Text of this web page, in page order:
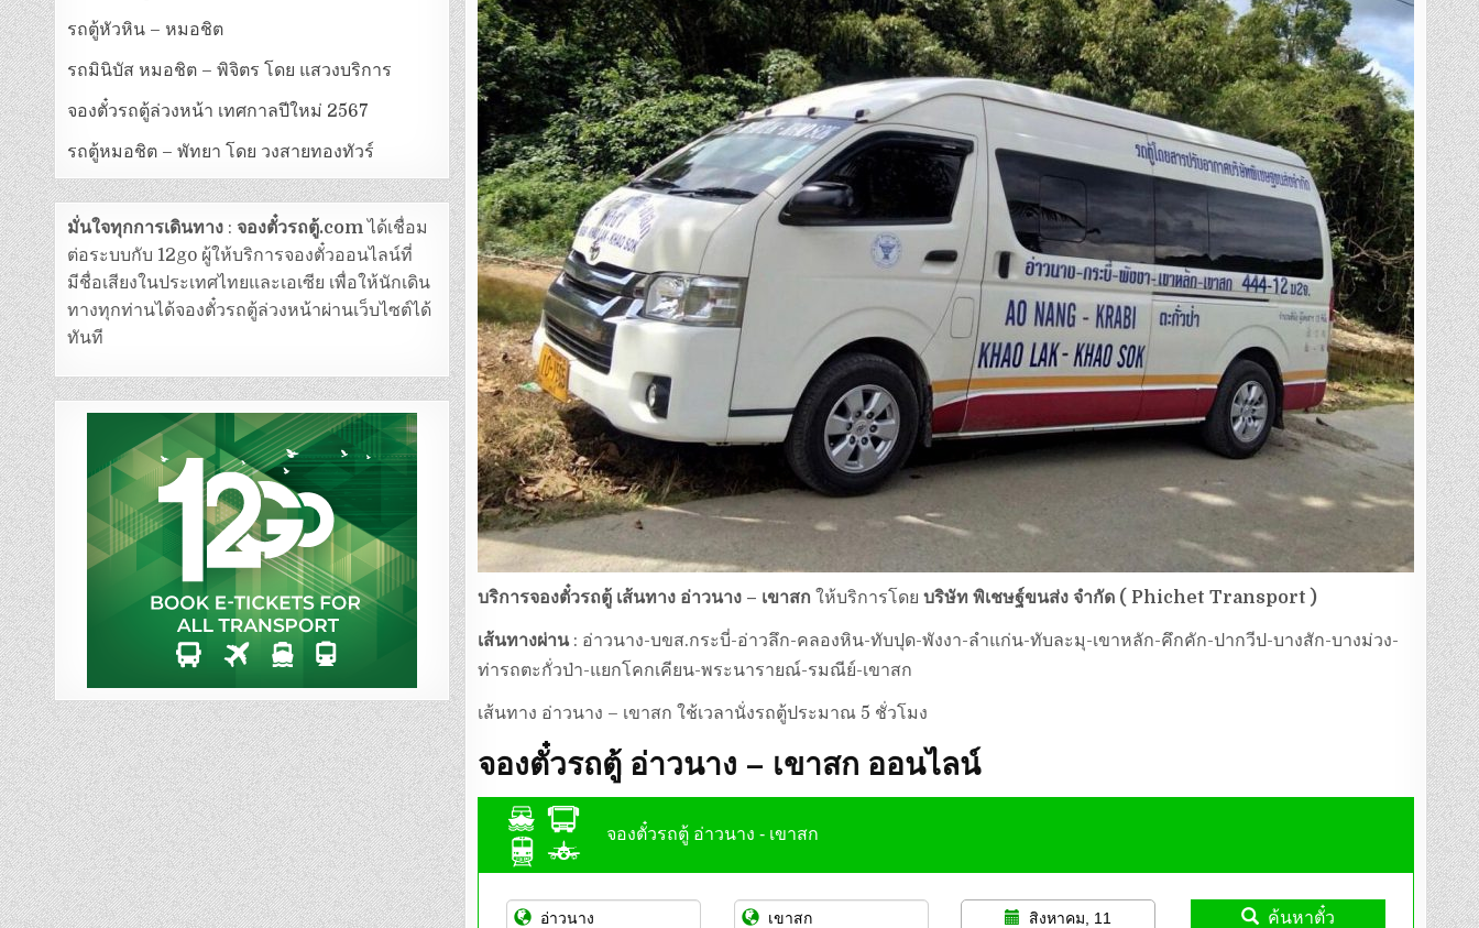
บริการจองตั๋วรถตู้ เส้นทาง อ่าวนาง – เขาสก ให้บริการโดย บริษัท พิเชษฐ์ขนส่ง จำกัด ( Phichet Transport )
เส้นทางผ่าน : อ่าวนาง-บขส.กระบี่-อ่าวลึก-คลองหิน-ทับปุด-พังงา-ลำแก่น-ทับละมุ-เขาหลัก-คึกคัก-ปากวีป-บางสัก-บางม่วง-
ท่ารถตะกั่วป่า-แยกโคกเคียน-พระนารายณ์-รมณีย์-เขาสก
เส้นทาง อ่าวนาง – เขาสก ใช้เวลานั่งรถตู้ประมาณ 5 ชั่วโมง
จองตั๋วรถตู้ อ่าวนาง – เขาสก ออนไลน์
จองตั๋วรถตู้ อ่าวนาง - เขาสก
สิงหาคม, 11 ค้นหาตั๋ว
รถตู้หัวหิน – หมอชิต
รถมินิบัส หมอชิต – พิจิตร โดย แสวงบริการ
จองตั๋วรถตู้ล่วงหน้า เทศกาลปีใหม่ 2567
รถตู้หมอชิต – พัทยา โดย วงสายทองทัวร์
มั่นใจทุกการเดินทาง: จองตั๋วรถตู้.comได้เชื่อม
ต่อระบบกับ 12go ผู้ให้บริการจองตั๋วออนไลน์ที่
มีชื่อเสียงในประเทศไทยและเอเซีย เพื่อให้นักเดิน
ทางทุกท่านได้จองตั๋วรถตู้ล่วงหน้าผ่านเว็บไซต์ได้
ทันที